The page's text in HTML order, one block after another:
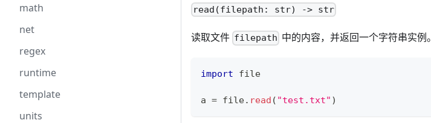
math
net
regex
runtime
template
units
read(filepath: str) -> str
读取文件 filepath 中的内容，并返回一个字符串实例。
import file
a = file. read ( "test.txt" )